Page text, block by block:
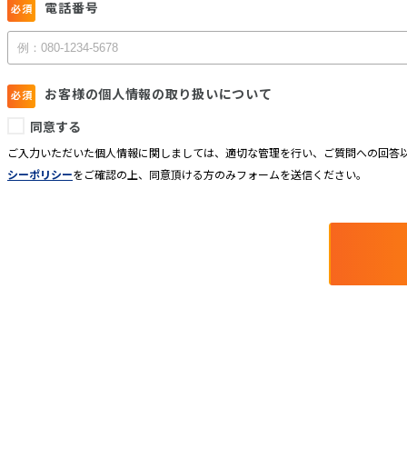
電話番号
お客様の個人情報の取り扱いについて
同意する
ご入力いただいた個人情報に関しましては、適切な管理を行い、ご質問への回
シーポリシーをご確認の上、同意頂ける方のみフォームを送信ください。